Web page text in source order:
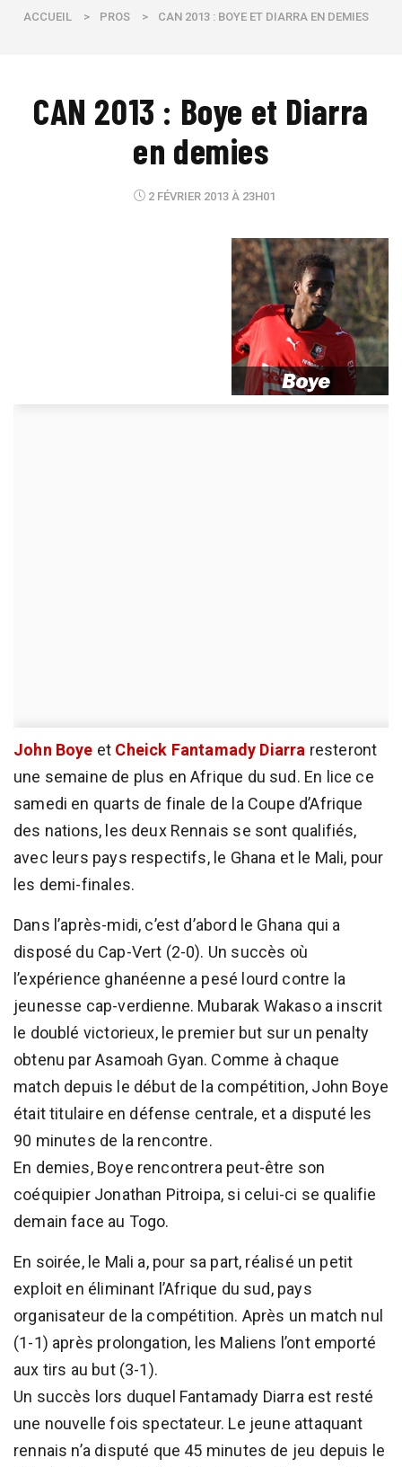
ACCUEIL > PROS > CAN 2013 : BOYE ET DIARRA EN DEMIES
CAN 2013 : Boye et Diarra
en demies
2 FÉVRIER 2013 À 23H01
John Boye et Cheick Fantamady Diarra resteront
une semaine de plus en Afrique du sud. En lice ce
samedi en quarts de finale de la Coupe d’Afrique
des nations, les deux Rennais se sont qualifiés,
avec leurs pays respectifs, le Ghana et le Mali, pour
les demi-finales.
Dans l’après-midi, c’est d’abord le Ghana qui a
disposé du Cap-Vert (2-0). Un succès où
l’expérience ghanéenne a pesé lourd contre la
jeunesse cap-verdienne. Mubarak Wakaso a inscrit
le doublé victorieux, le premier but sur un penalty
obtenu par Asamoah Gyan. Comme à chaque
match depuis le début de la compétition, John Boye
était titulaire en défense centrale, et a disputé les
90 minutes de la rencontre.
En demies, Boye rencontrera peut-être son
coéquipier Jonathan Pitroipa, si celui-ci se qualifie
demain face au Togo.
En soirée, le Mali a, pour sa part, réalisé un petit
exploit en éliminant l’Afrique du sud, pays
organisateur de la compétition. Après un match nul
(1-1) après prolongation, les Maliens l’ont emporté
aux tirs au but (3-1).
Un succès lors duquel Fantamady Diarra est resté
une nouvelle fois spectateur. Le jeune attaquant
rennais n’a disputé que 45 minutes de jeu depuis le